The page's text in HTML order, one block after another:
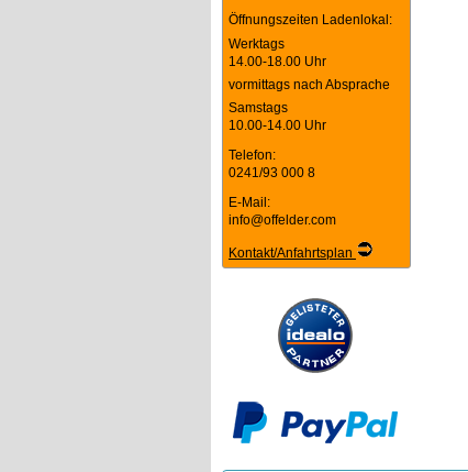
Öffnungszeiten Ladenlokal:
Werktags
14.00-18.00 Uhr
vormittags nach Absprache
Samstags
10.00-14.00 Uhr
Telefon:
0241/93 000 8
E-Mail:
info@offelder.com
Kontakt/Anfahrtsplan